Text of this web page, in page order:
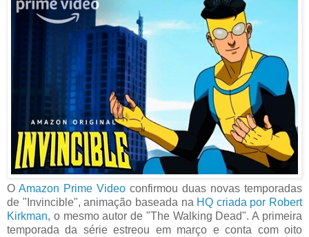
O Amazon Prime Video confirmou duas novas temporadas
de "Invincible", animação baseada na HQ criada por Robert
Kirkman, o mesmo autor de "The Walking Dead". A primeira
temporada da série estreou em março e conta com oito